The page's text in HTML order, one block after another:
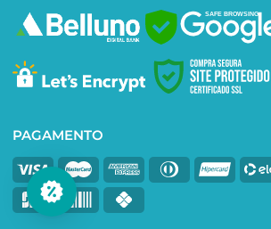
SAFE BROWSING
PAGAMENTO